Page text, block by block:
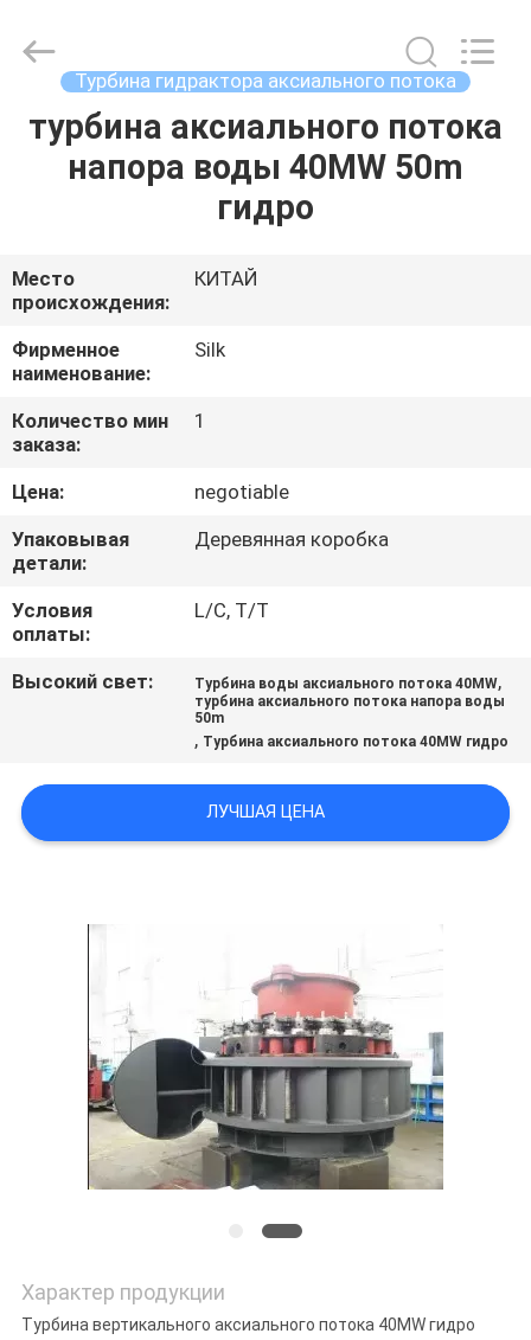
ДОМ
О
НАС
ПУТЕШЕСТВИЕ
ФАБРИКИ
ПРОВЕРКА
КАЧЕСТВА
СВЯЖИТЕСЬ
МЫ
СПРОСИТЕ
ЦИТАТУ
КАРТА
ПОЛИТИКА
КОНФИДЕНЦИАЛЬНОСТИ
Services
Reserved.
Турбина гидрактора аксиального потока
турбина аксиального потока
напора воды 40MW 50m
гидро
Место
происхождения:
КИТАЙ
Фирменное
наименование:
Silk
Количество мин
заказа:
1
Цена:
negotiable
Упаковывая
детали:
Деревянная коробка
Условия
оплаты:
L/C, T/T
Высокий свет: Турбина воды аксиального потока 40MW,
турбина аксиального потока напора воды
50m
, Турбина аксиального потока 40MW гидро
ЛУЧШАЯ ЦЕНА
Характер продукции
Турбина вертикального аксиального потока 40MW гидро